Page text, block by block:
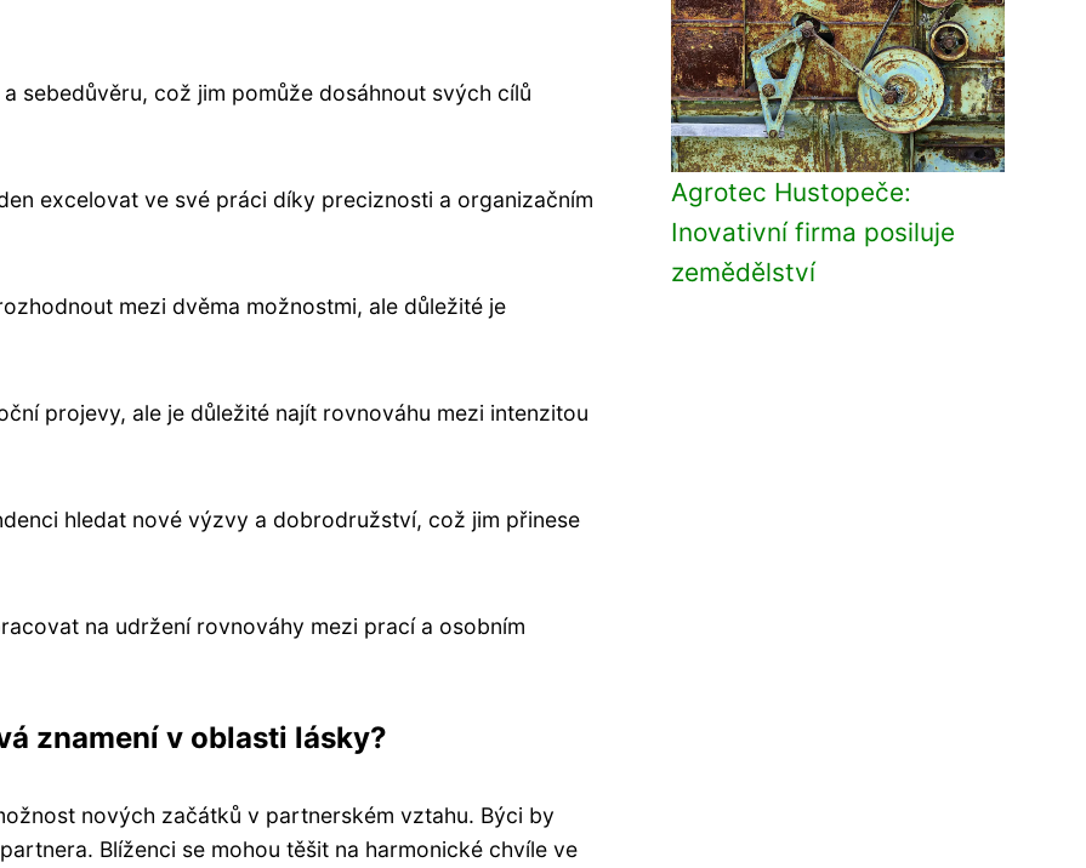
sebedůvěru, což jim pomůže dosáhnout svých cílů
excelovat ve své práci díky preciznosti a organizačním
mezi dvěma možnostmi, ale důležité je
projevy, ale je důležité najít rovnováhu mezi intenzitou
hledat nové výzvy a dobrodružství, což jim přinese
na udržení rovnováhy mezi prací a osobním
znamení v oblasti lásky?
nových začátků v partnerském vztahu. Býci by
Blíženci se mohou těšit na harmonické chvíle ve
Agrotec Hustopeče:
Inovativní firma posiluje
zemědělství